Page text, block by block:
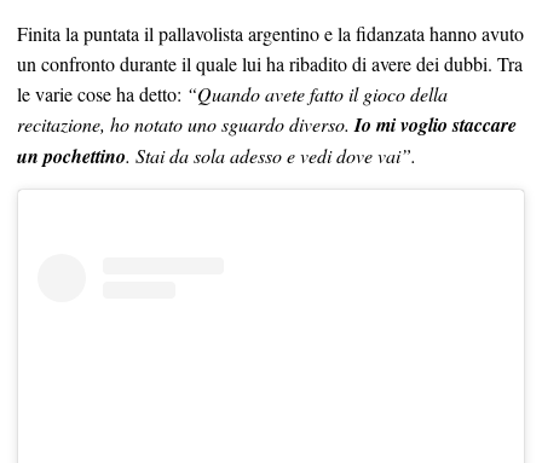
Finita la puntata il pallavolista argentino e la fidanzata hanno avuto
un confronto durante il quale lui ha ribadito di avere dei dubbi. Tra
le varie cose ha detto: “Quando avete fatto il gioco della
recitazione, ho notato uno sguardo diverso.Io mi voglio staccare
un pochettino. Stai da sola adesso e vedi dove vai”.